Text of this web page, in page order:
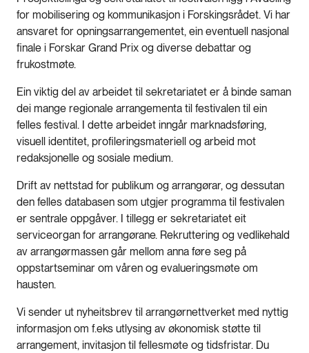
for mobilisering og kommunikasjon i Forskingsrådet. Vi har
ansvaret for opningsarrangementet, ein eventuell nasjonal
finale i Forskar Grand Prix og diverse debattar og
frukostmøte.
Ein viktig del av arbeidet til sekretariatet er å binde saman
dei mange regionale arrangementa til festivalen til ein
felles festival. I dette arbeidet inngår marknadsføring,
visuell identitet, profileringsmateriell og arbeid mot
redaksjonelle og sosiale medium.
Drift av nettstad for publikum og arrangørar, og dessutan
den felles databasen som utgjer programma til festivalen
er sentrale oppgåver. I tillegg er sekretariatet eit
serviceorgan for arrangørane. Rekruttering og vedlikehald
av arrangørmassen går mellom anna føre seg på
oppstartseminar om våren og evalueringsmøte om
hausten.
Vi sender ut nyheitsbrev til arrangørnettverket med nyttig
informasjon om f.eks utlysing av økonomisk støtte til
arrangement, invitasjon til fellesmøte og tidsfristar. Du